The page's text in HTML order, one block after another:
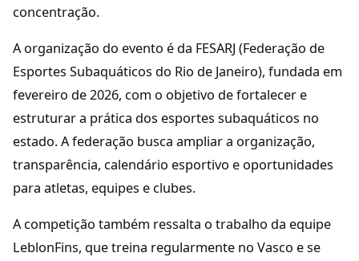
concentração.
A organização do evento é da FESARJ (Federação de
Esportes Subaquáticos do Rio de Janeiro), fundada em
fevereiro de 2026, com o objetivo de fortalecer e
estruturar a prática dos esportes subaquáticos no
estado. A federação busca ampliar a organização,
transparência, calendário esportivo e oportunidades
para atletas, equipes e clubes.
A competição também ressalta o trabalho da equipe
LeblonFins, que treina regularmente no Vasco e se